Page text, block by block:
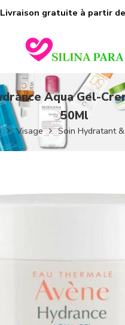
Livraison gratuite à partir
Aqua Gel-
50Ml
Visage Soin Hydratant